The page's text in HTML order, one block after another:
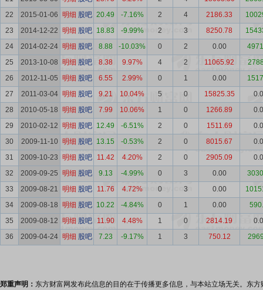
22
2015-01-06 明细 股吧 20.49 -7.16% 2 4 2186.33
23
2014-12-22 明细 股吧 18.83 -9.99% 2 3 8250.78
24
2014-02-24 明细 股吧 8.88 -10.03% 0 2 0.00
25
2013-10-08 明细 股吧 8.38 9.97% 4 2 11065.92
26
2012-11-05 明细 股吧 6.55 2.99% 0 1 0.00
27
2011-03-04 明细 股吧 9.21 10.04% 5 0 15825.35
28
2010-05-18 明细 股吧 7.99 10.06% 1 0 1266.89
29
2010-02-12 明细 股吧 12.49 -6.51% 2 0 1511.69
30
2009-11-10 明细 股吧 13.15 -0.53% 2 0 8015.67
31
2009-10-23 明细 股吧 11.42 4.20% 2 0 2905.09
32
2009-09-25 明细 股吧 9.13 -4.99% 0 3 0.00
33
2009-08-21 明细 股吧 11.76 4.72% 0 3 0.00
34
2009-08-18 明细 股吧 10.22 -4.84% 0 1 0.00
35
2009-08-12 明细 股吧 11.90 4.48% 1 0 2814.19
36
2009-04-24 明细 股吧 7.23 -9.17% 1 3 750.12
郑重声明： 东方财富网发布此信息的目的在于传播更多信息，与本站立场无关。东